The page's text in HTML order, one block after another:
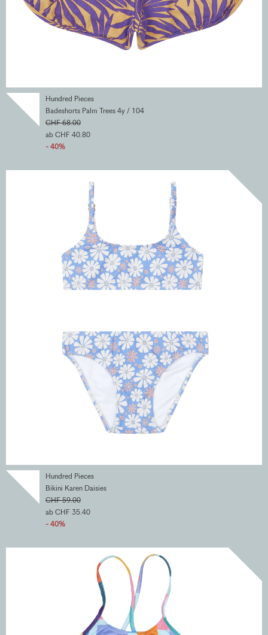
Hundred Pieces
Badeshorts Palm Trees 4y / 104
CHF 68.00
ab CHF 40.80
- 40%
Hundred Pieces
Bikini Karen Daisies
CHF 59.00
ab CHF 35.40
- 40%